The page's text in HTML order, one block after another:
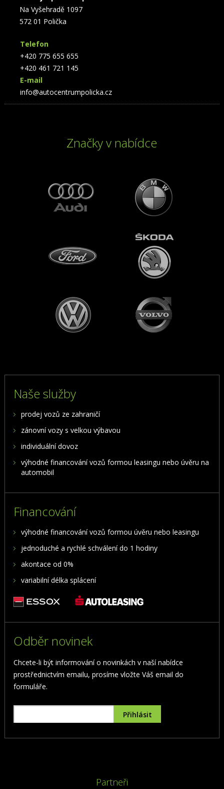
Na Vyšehradě 1097
572 01 Polička
Telefon
+420 775 655 655
+420 461 721 145
E-mail
info@autocentrumpolicka.cz
Značky v nabídce
Naše služby
prodej vozů ze zahraničí
zánovní vozy s velkou výbavou
individuální dovoz
výhodné financování vozů formou leasingu nebo úvěru na
automobil
Financování
výhodné financování vozů formou úvěru nebo leasingu
jednoduché a rychlé schválení do 1 hodiny
akontace od 0%
variabilní délka splácení
Odběr novinek
Chcete-li být informování o novinkách v naší nabídce
prostřednictvím emailu, prosíme vložte Váš email do
formuláře.
Partneři